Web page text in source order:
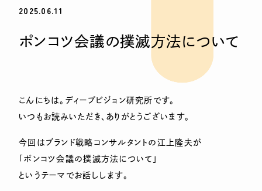
2025.06.11
ポンコツ会議の撲滅方法について
こんにちは。ディープビジョン研究所です。
いつもお読みいただき、ありがとうございます。
今回はブランド戦略コンサルタントの江上隆夫が
「ポンコツ会議の撲滅方法について」
というテーマでお話しします。